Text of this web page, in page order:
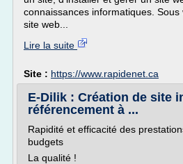
connaissances informatiques.
site web...
Lire la suite
Site : https://www.rapidenet.ca
E-Dilik : Création de site
référencement à ...
Rapidité et efficacité des
budgets
La qualité !